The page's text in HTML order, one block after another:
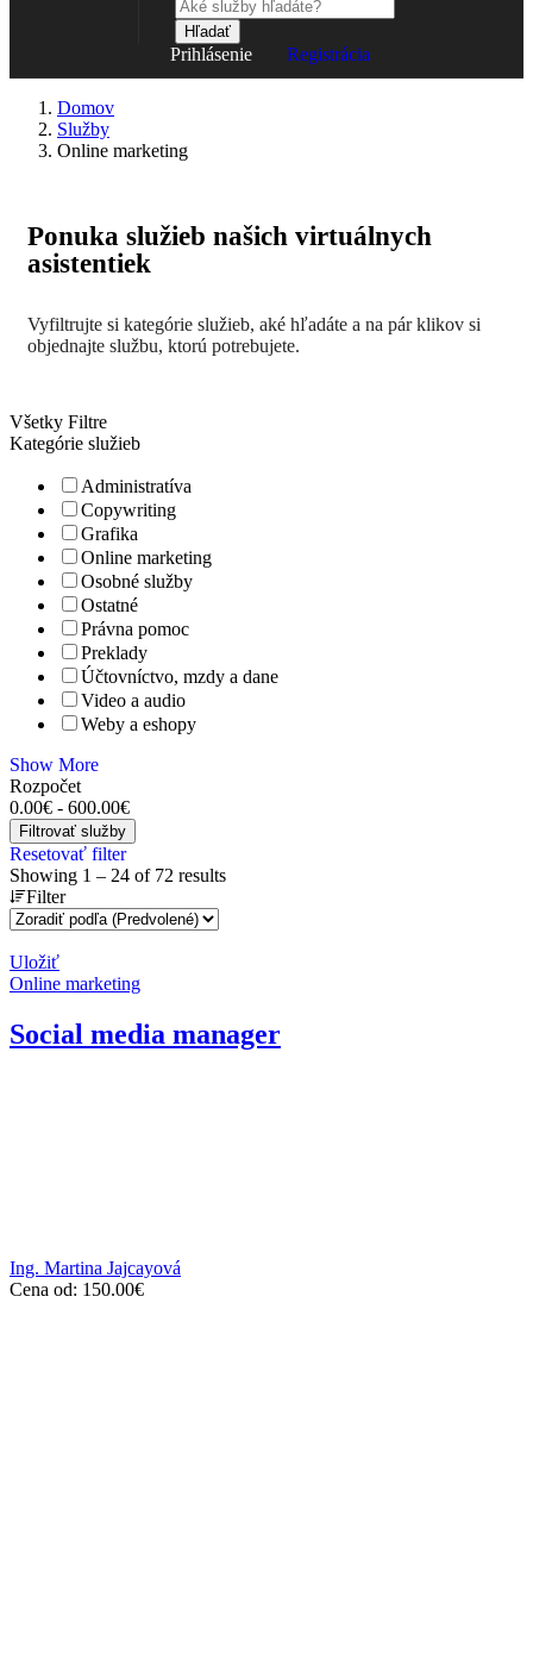
Hľadať
Prihlásenie Registrácia
Domov
Služby
Online marketing
Ponuka služieb našich virtuálnych
asistentiek
Vyfiltrujte si kategórie služieb, aké hľadáte a na pár klikov si
objednajte službu, ktorú potrebujete.
Všetky Filtre
Kategórie služieb
Administratíva
Copywriting
Grafika
Online marketing
Osobné služby
Ostatné
Právna pomoc
Preklady
Účtovníctvo, mzdy a dane
Video a audio
Weby a eshopy
Show More
Rozpočet
0.00€ - 600.00€
Filtrovať služby
Resetovať filter
Showing 1 – 24 of 72 results
Filter
Uložiť
Online marketing
Social media manager
Ing. Martina Jajcayová
Cena od: 150.00€